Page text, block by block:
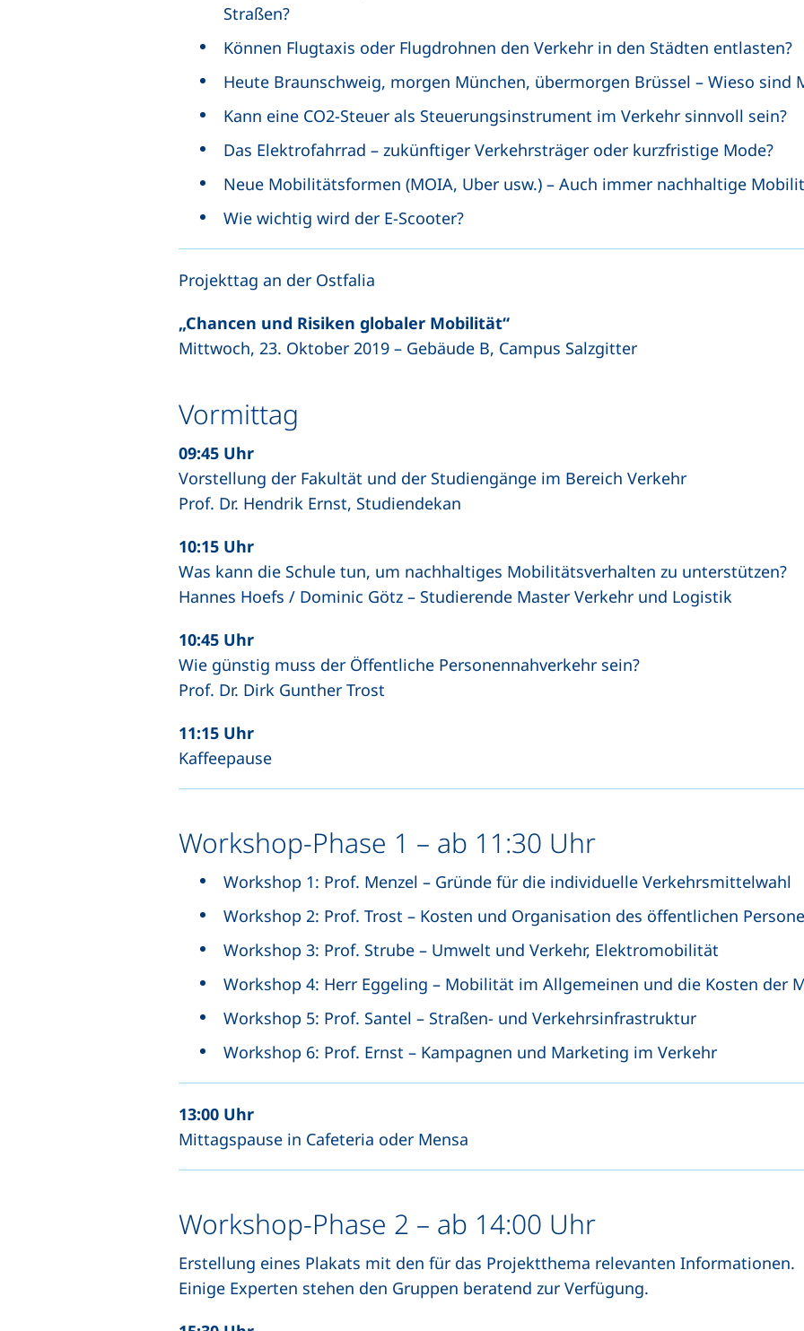
Straßen?
Können Flugtaxis oder Flugdrohnen den Verkehr in den Städten entlasten?
Heute Braunschweig, morgen München, übermorgen Brüssel – Wieso sind
Kann eine CO2-Steuer als Steuerungsinstrument im Verkehr sinnvoll sein?
Das Elektrofahrrad – zukünftiger Verkehrsträger oder kurzfristige Mode?
Neue Mobilitätsformen (MOIA, Uber usw.) – Auch immer nachhaltige
Wie wichtig wird der E-Scooter?
Projekttag an der Ostfalia
„Chancen und Risiken globaler Mobilität“
Mittwoch, 23. Oktober 2019 – Gebäude B, Campus Salzgitter
Vormittag
09:45 Uhr
Vorstellung der Fakultät und der Studiengänge im Bereich Verkehr
Prof. Dr. Hendrik Ernst, Studiendekan
10:15 Uhr
Was kann die Schule tun, um nachhaltiges Mobilitätsverhalten zu unterstützen?
Hannes Hoefs / Dominic Götz – Studierende Master Verkehr und Logistik
10:45 Uhr
Wie günstig muss der Öffentliche Personennahverkehr sein?
Prof. Dr. Dirk Gunther Trost
11:15 Uhr
Kaffeepause
Workshop-Phase 1 – ab 11:30 Uhr
Workshop 1: Prof. Menzel – Gründe für die individuelle Verkehrsmittelwahl
Workshop 2: Prof. Trost – Kosten und Organisation des öffentlichen
Workshop 3: Prof. Strube – Umwelt und Verkehr, Elektromobilität
Workshop 4: Herr Eggeling – Mobilität im Allgemeinen und die Kosten der
Workshop 5: Prof. Santel – Straßen- und Verkehrsinfrastruktur
Workshop 6: Prof. Ernst – Kampagnen und Marketing im Verkehr
13:00 Uhr
Mittagspause in Cafeteria oder Mensa
Workshop-Phase 2 – ab 14:00 Uhr
Erstellung eines Plakats mit den für das Projektthema relevanten Informationen.
Einige Experten stehen den Gruppen beratend zur Verfügung.